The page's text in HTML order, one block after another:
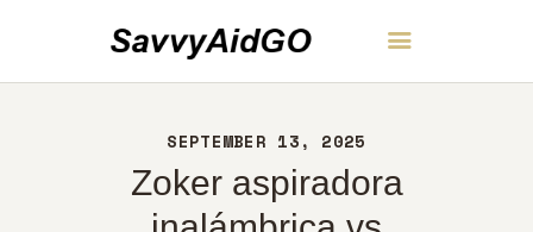
SEPTEMBER 13, 2025
Zoker aspiradora
SavvyAidGO
INICIO
ACERCA DE
CONTACTO